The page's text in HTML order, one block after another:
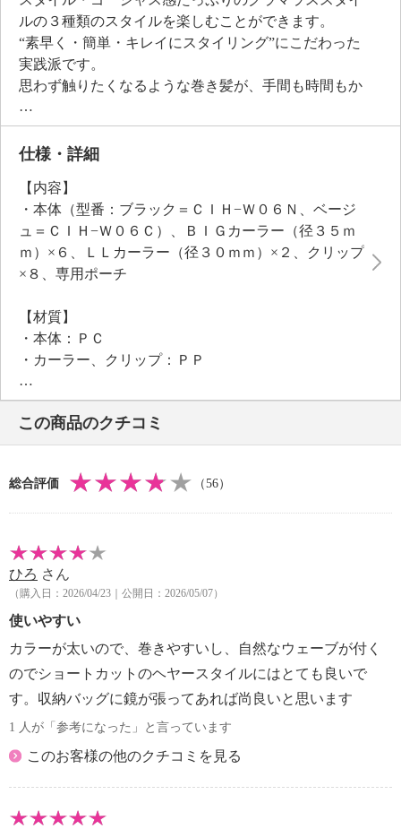
ルの３種類のスタイルを楽しむことができます。
“素早く・簡単・キレイにスタイリング”にこだわった
実践派です。
思わず触りたくなるような巻き髪が、手間も時間もか
けずにスタイリングできます。
朝の忙しい時間でも簡単、スピーディーにキレイなカ
ールを作ることができるので、デイリーに活躍しそ
く、しっかりホールドするので、ホットカーラー初心
者の方でも使いやすい仕様に工夫されています。
また、海外兼用なので、旅行や出張先でも活躍しま
す。
※海外でご使用になる場合は、取扱説明書内の海外の
仕様・詳細
【内容】
・本体（型番：ブラック＝ＣＩＨ−Ｗ０６Ｎ、ベージ
ュ＝ＣＩＨ−Ｗ０６Ｃ）、ＢＩＧカーラー（径３５ｍ
ｍ）×６、ＬＬカーラー（径３０ｍｍ）×２、クリップ
×８、専用ポーチ
【材質】
・本体：ＰＣ
・カーラー、クリップ：ＰＰ
【サイズ】
・本体：約高さ４×幅１１×奥行１４ｃｍ
【重さ】
・本体：約１９５ｇ（コード含む）
８、ポーチ含む）
【電源】
【コードの長さ】
・本体：約１ｍ
【消費電力】
・４０〜４５Ｗ（６本スタンド）
【電気代（目安）】
・１時間あたり約１．４円
※電気代計算式：
０．０４５ｋＷ（電力）×１（時間）×３１（電力料
金目安２０２２年７月改定）＝１．３９５円
【商品仕様詳細】
・加工仕上：カーラー＝クレイツイオン加工
・標準時間（カールがつく目安）：カーラーを巻いて
約１分
この商品のクチコミ
総合評価 （56）
ひろ さん
（購入日：2026/04/23｜公開日：2026/05/07）
使いやすい
カラーが太いので、巻きやすいし、自然なウェーブが付く
のでショートカットのヘヤースタイルにはとても良いで
す。収納バッグに鏡が張ってあれば尚良いと思います
1 人が「参考になった」と言っています
このお客様の他のクチコミを見る